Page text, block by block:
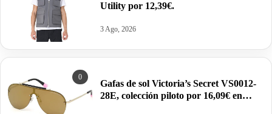
Utility por 12,39€.
3 Ago, 2026
0
Gafas de sol Victoria’s Secret VS0012-
28E, colección piloto por 16,09€ en